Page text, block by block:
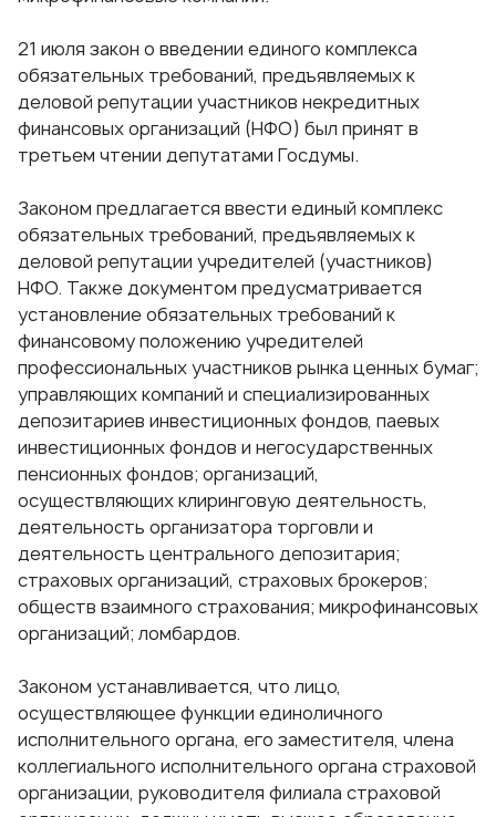
21 июля закон о введении единого комплекса
обязательных требований, предъявляемых к
деловой репутации участников некредитных
финансовых организаций (НФО) был принят в
третьем чтении депутатами Госдумы.
Законом предлагается ввести единый комплекс
обязательных требований, предъявляемых к
деловой репутации учредителей (участников)
НФО. Также документом предусматривается
установление обязательных требований к
финансовому положению учредителей
профессиональных участников рынка ценных бумаг;
управляющих компаний и специализированных
депозитариев инвестиционных фондов, паевых
инвестиционных фондов и негосударственных
пенсионных фондов; организаций,
осуществляющих клиринговую деятельность,
деятельность организатора торговли и
деятельность центрального депозитария;
страховых организаций, страховых брокеров;
обществ взаимного страхования; микрофинансовых
организаций; ломбардов.
Законом устанавливается, что лицо,
осуществляющее функции единоличного
исполнительного органа, его заместителя, члена
коллегиального исполнительного органа страховой
организации, руководителя филиала страховой